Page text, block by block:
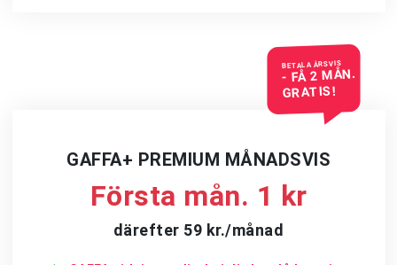
BETALA ÅRSVIS
- FÅ 2 MÅN.
GRATIS!
GAFFA+ PREMIUM MÅNADSVIS
Första mån. 1 kr
därefter 59 kr./månad